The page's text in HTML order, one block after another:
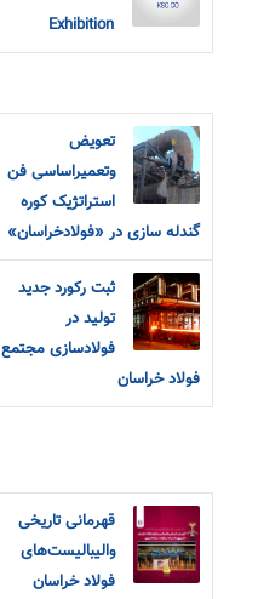
Exhibition
تعویض
وتعمیراساسی فن
استراتژیک کوره
گندله سازی در «فولادخراسان»
ثبت رکورد جدید
تولید در
فولادسازی مجتمع
فولاد خراسان
قهرمانی تاریخی
والیبالیست‌های
فولاد خراسان